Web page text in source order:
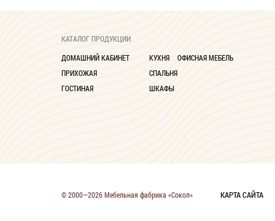
КАТАЛОГ ПРОДУКЦИИ
ДОМАШНИЙ КАБИНЕТ
ПРИХОЖАЯ
ГОСТИНАЯ
КУХНЯ
СПАЛЬНЯ
ШКАФЫ
ОФИСНАЯ МЕБЕЛЬ
© 2000—2026 Мебельная фабрика «Сокол» КАРТА САЙТА